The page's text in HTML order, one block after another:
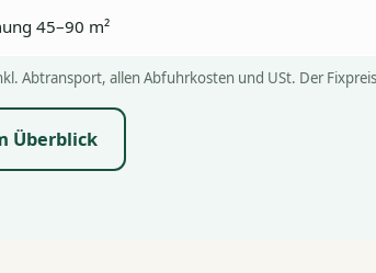
45–90 m²
Abtransport, allen Abfuhrkosten und USt. Der
Überblick